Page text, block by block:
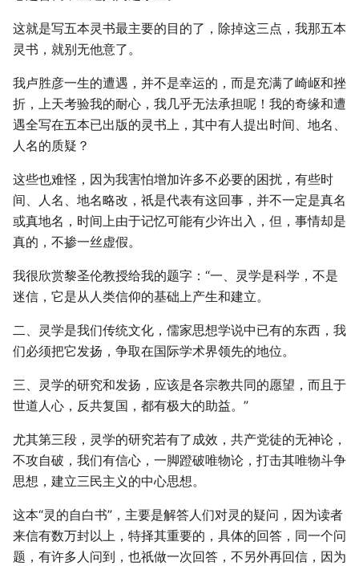
这就是写五本灵书最主要的目的了，除掉这三点，我那五本
灵书，就别无他意了。
我卢胜彦一生的遭遇，并不是幸运的，而是充满了崎岖和挫
折，上天考验我的耐心，我几乎无法承担呢！我的奇缘和遭
遇全写在五本已出版的灵书上，其中有人提出时间、地名、
人名的质疑？
这些也难怪，因为我害怕增加许多不必要的困扰，有些时
间、人名、地名略改，祇是代表有这回事，并不一定是真名
或真地名，时间上由于记忆可能有少许出入，但，事情却是
真的，不掺一丝虚假。
我很欣赏黎圣伦教授给我的题字：“一、灵学是科学，不是
迷信，它是从人类信仰的基础上产生和建立。
二、灵学是我们传统文化，儒家思想学说中已有的东西，我
们必须把它发扬，争取在国际学术界领先的地位。
三、灵学的研究和发扬，应该是各宗教共同的愿望，而且于
世道人心，反共复国，都有极大的助益。”
尤其第三段，灵学的研究若有了成效，共产党徒的无神论，
不攻自破，我们有信心，一脚蹬破唯物论，打击其唯物斗争
思想，建立三民主义的中心思想。
这本“灵的自白书”，主要是解答人们对灵的疑问，因为读者
来信有数万封以上，特择其重要的，具体的回答，同一个问
题，有许多人问到，也祇做一次回答，不另外再回信，因为